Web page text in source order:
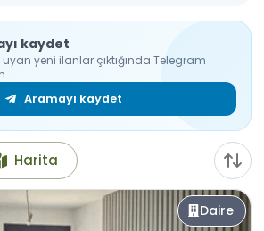
kaydet
yeni ilanlar çıktığında Telegram
Aramayı kaydet
Harita
Daire